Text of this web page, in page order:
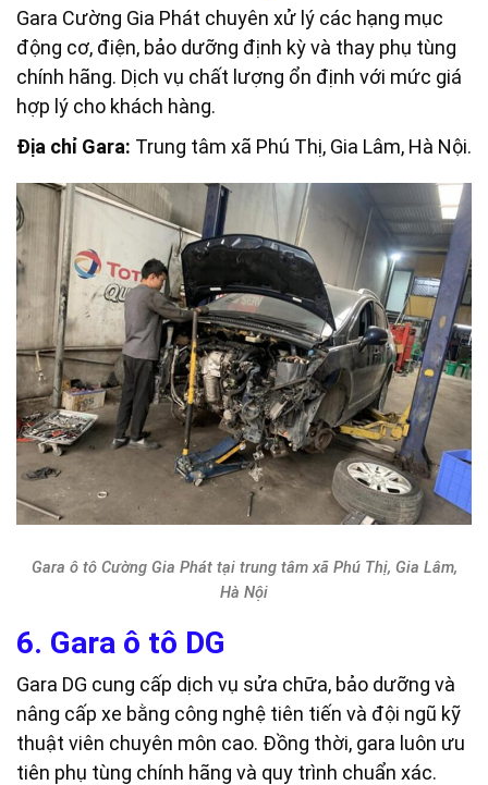
Gara Cường Gia Phát chuyên xử lý các hạng mục
động cơ, điện, bảo dưỡng định kỳ và thay phụ tùng
chính hãng. Dịch vụ chất lượng ổn định với mức giá
hợp lý cho khách hàng.
Địa chỉ Gara: Trung tâm xã Phú Thị, Gia Lâm, Hà Nội.
Gara ô tô Cường Gia Phát tại trung tâm xã Phú Thị, Gia Lâm,
Hà Nội
6. Gara ô tô DG
Gara DG cung cấp dịch vụ sửa chữa, bảo dưỡng và
nâng cấp xe bằng công nghệ tiên tiến và đội ngũ kỹ
thuật viên chuyên môn cao. Đồng thời, gara luôn ưu
tiên phụ tùng chính hãng và quy trình chuẩn xác.